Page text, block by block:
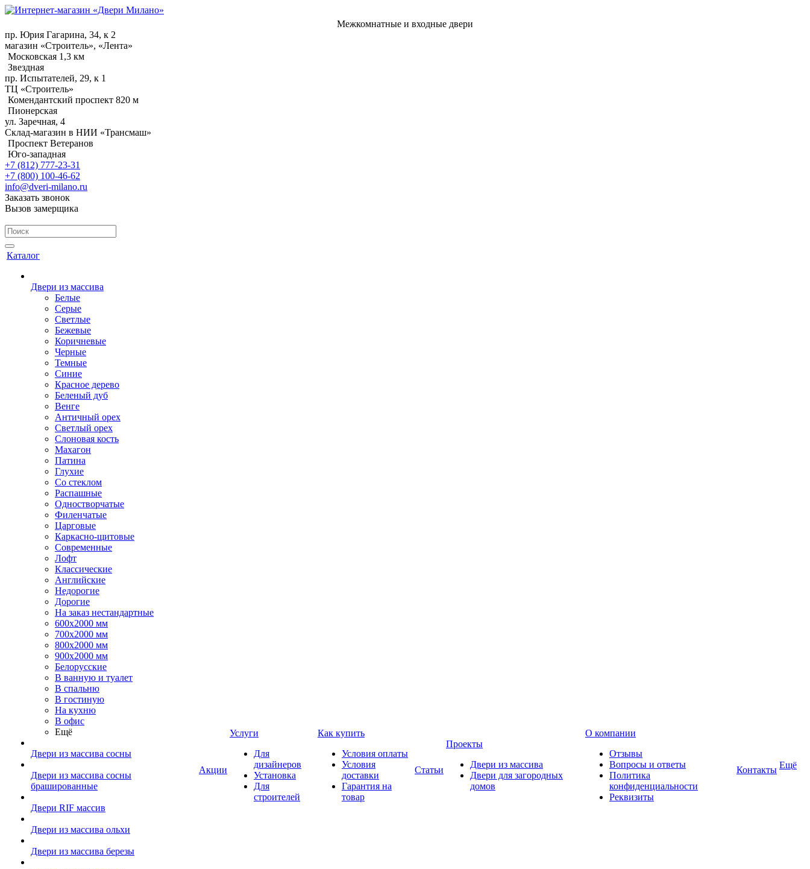
Межкомнатные и входные двери
пр. Юрия Гагарина, 34, к 2
магазин «Строитель», «Лента»
Московская 1,3 км
Звездная
пр. Испытателей, 29, к 1
ТЦ «Строитель»
Комендантский проспект 820 м
Пионерская
ул. Заречная, 4
Склад-магазин в НИИ «Трансмаш»
Проспект Ветеранов
Юго-западная
+7 (812) 777-23-31
+7 (800) 100-46-62
info@dveri-milano.ru
Заказать звонок
Вызов замерщика
Каталог
Двери из массива
Белые
Серые
Светлые
Бежевые
Коричневые
Черные
Темные
Синие
Красное дерево
Беленый дуб
Венге
Античный орех
Светлый орех
Слоновая кость
Махагон
Патина
Глухие
Со стеклом
Распашные
Одностворчатые
Филенчатые
Царговые
Каркасно-щитовые
Современные
Лофт
Классические
Английские
Недорогие
Дорогие
На заказ нестандартные
600х2000 мм
700х2000 мм
800х2000 мм
900х2000 мм
Белорусские
В ванную и туалет
В спальню
В гостиную
На кухню
В офис
Ещё
Двери из массива сосны
Двери из массива сосны
брашированные
Двери RIF массив
Двери из массива ольхи
Двери из массива березы
Акции
Услуги
Для
дизайнеров
Установка
Для
строителей
Как купить
Условия оплаты
Условия
доставки
Гарантия на
товар
Статьи
Проекты
Двери из массива
Двери для загородных
домов
О компании
Отзывы
Вопросы и ответы
Политика
конфиденциальности
Реквизиты
Контакты Ещё